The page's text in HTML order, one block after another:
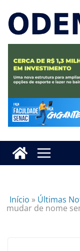
Início » Últimas
mudar de nome